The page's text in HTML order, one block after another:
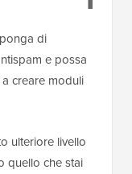
di
e possa
creare moduli
ulteriore livello
quello che stai